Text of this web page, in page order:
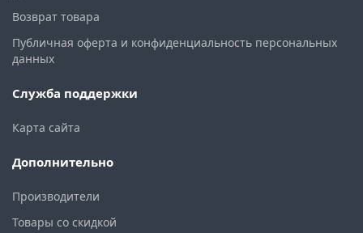
Возврат товара
Публичная оферта и конфиденциальность персональных
данных
Служба поддержки
Карта сайта
Дополнительно
Производители
Товары со скидкой